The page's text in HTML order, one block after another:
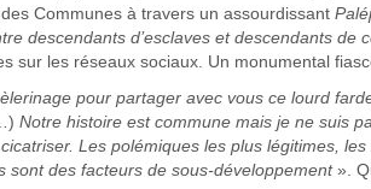
Communes à travers un assourdissant
descendants d’esclaves et descendants de
sur les réseaux sociaux. Un monumental
pour partager avec vous ce lourd
Notre histoire est commune mais je ne suis
Les polémiques les plus légitimes,
sont des facteurs de sous-développement».